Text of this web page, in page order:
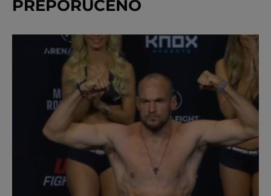
PREPORUČENO